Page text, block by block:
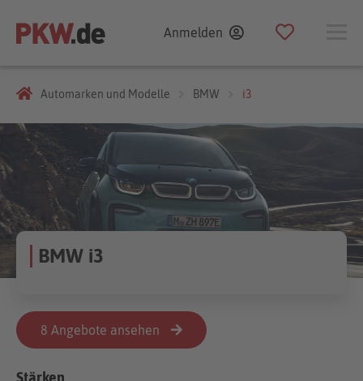
Anmelden
Automarken und Modelle BMW i3
BMW i3
8 Angebote ansehen
Stärken